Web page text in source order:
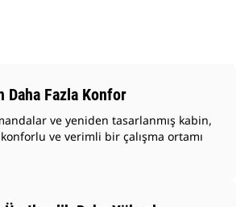
Daha Fazla Konfor
ve yeniden tasarlanmış kabin,
ve verimli bir çalışma ortamı